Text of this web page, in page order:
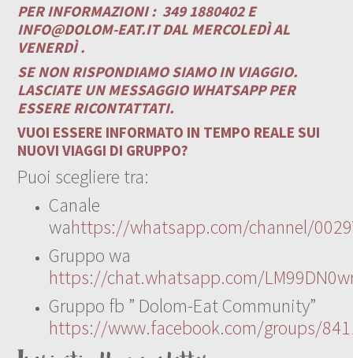
PER INFORMAZIONI : 349 1880402 E
INFO@DOLOM-EAT.ITDAL MERCOLEDÌ AL
VENERDÌ .
SE NON RISPONDIAMO SIAMO IN VIAGGIO.
LASCIATE UN MESSAGGIO WHATSAPP PER
ESSERE RICONTATTATI.
VUOI ESSERE INFORMATO IN TEMPO REALE SUI
NUOVI VIAGGI DI GRUPPO?
Puoi scegliere tra:
Canale
wahttps://whatsapp.com/channel/
Gruppo wa
https://chat.whatsapp.com/
Gruppo fb ” Dolom-Eat Community”
https://www.facebook.com/groups/